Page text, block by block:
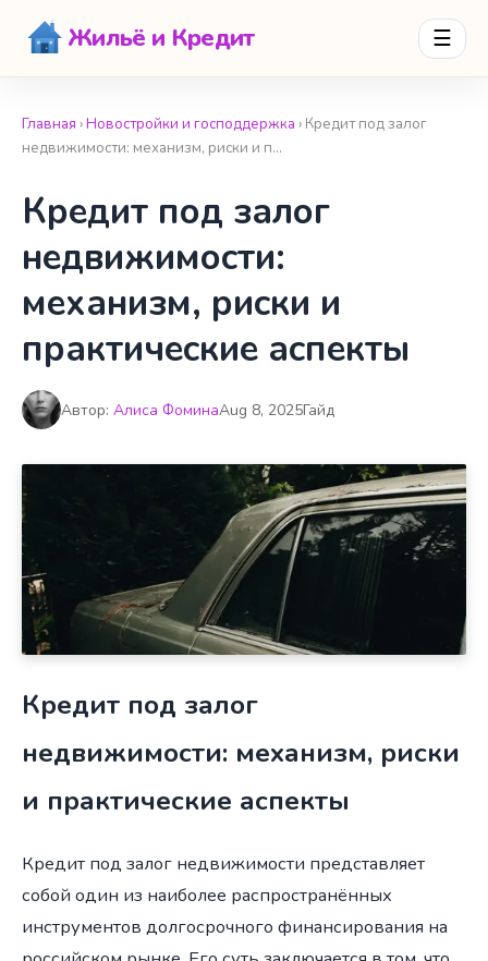
Жильё и Кредит ☰
Главная ›Новостройки и господдержка › Кредит под залог
недвижимости: механизм, риски и п…
Кредит под залог
недвижимости:
механизм, риски и
практические аспекты
Автор: Алиса ФоминаAug 8, 2025Гайд
Кредит под залог
недвижимости: механизм, риски
и практические аспекты
Кредит под залог недвижимости представляет
собой один из наиболее распространённых
инструментов долгосрочного финансирования на